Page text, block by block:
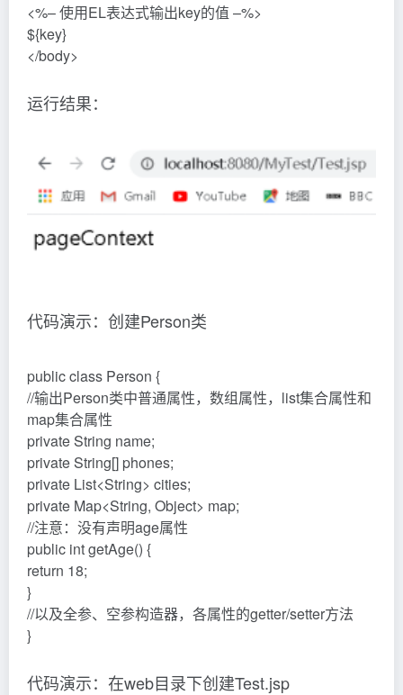
<%– 使用EL表达式输出key的值 –%>
${key}
</body>
运行结果：
代码演示：创建Person类
public class Person {
//输出Person类中普通属性，数组属性，list集合属性和
map集合属性
private String name;
private String[] phones;
private List<String> cities;
private Map<String, Object> map;
//注意：没有声明age属性
public int getAge() {
return 18;
}
//以及全参、空参构造器，各属性的getter/setter方法
}
代码演示：在web目录下创建Test.jsp